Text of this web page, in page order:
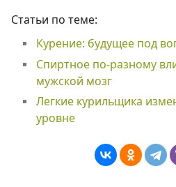
Статьи по теме:
Курение: будущее под
Спиртное по-разному
мужской мозг
Легкие курильщика
уровне